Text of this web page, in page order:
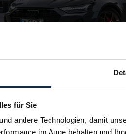
für Sie
andere Technologien, damit
im Auge behalten und